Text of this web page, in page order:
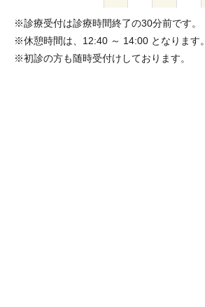
※診療受付は診療時間終了の30分前です。
※休憩時間は、12:40 ～ 14:00 となります。
※初診の方も随時受付けしております。